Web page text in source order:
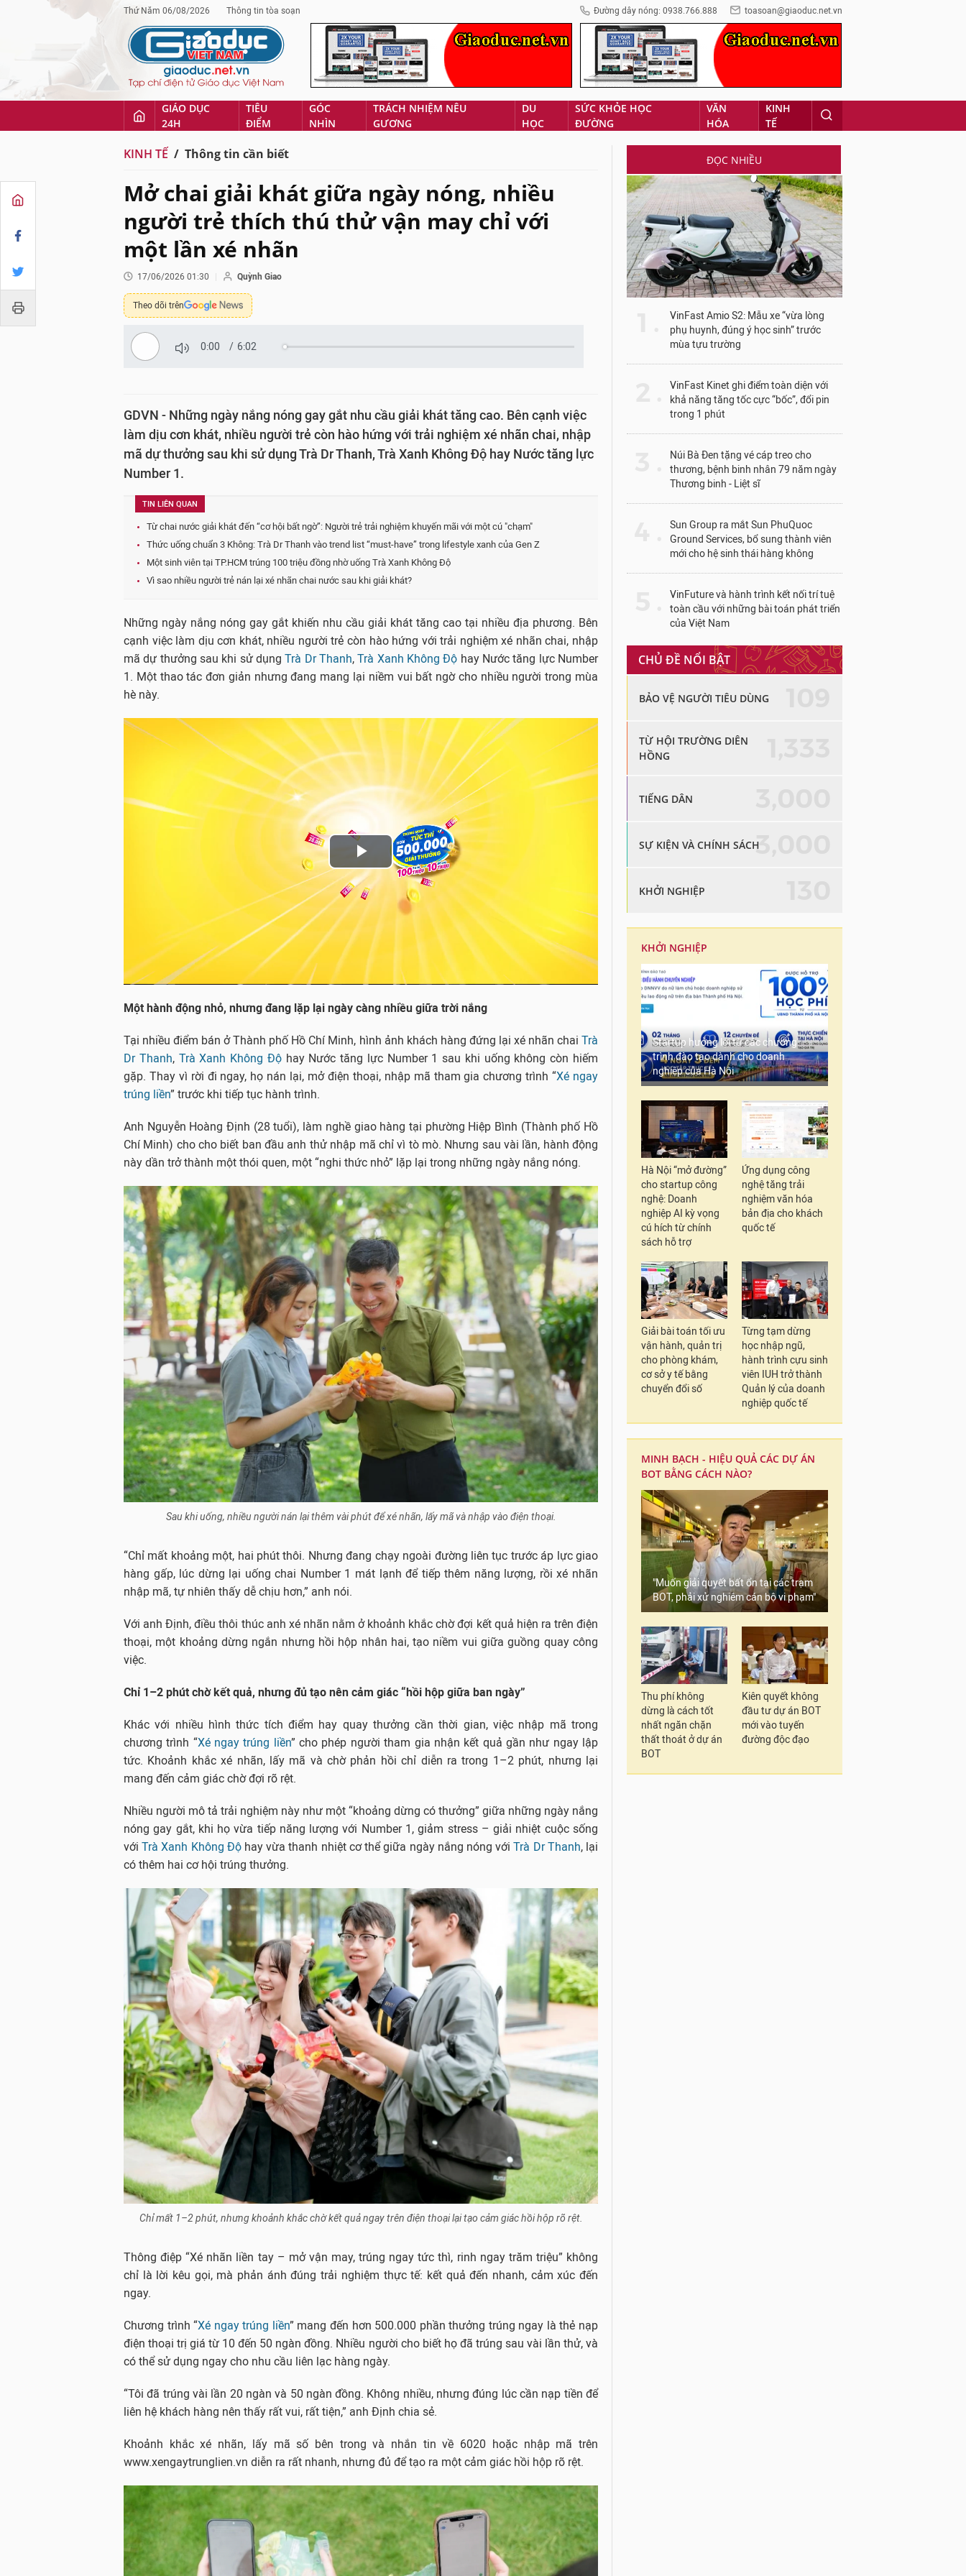
Thứ Năm 06/08/2026 Thông tin tòa soạn Đường dây nóng: 0938.766.888 toasoan@giaoduc.net.vn
GIÁO DỤC
24H
TIÊU
ĐIỂM
GÓC
NHÌN
TRÁCH NHIỆM NÊU
GƯƠNG
DU
HỌC
SỨC KHỎE HỌC
ĐƯỜNG
VĂN
HÓA
KINH
TẾ
KINH TẾ Thông tin cần biết
Mở chai giải khát giữa ngày nóng, nhiều
người trẻ thích thú thử vận may chỉ với
một lần xé nhãn
17/06/2026 01:30 Quỳnh Giao
Theo dõi trên
0:00 / 6:02
GDVN - Những ngày nắng nóng gay gắt nhu cầu giải khát tăng cao. Bên cạnh việc
làm dịu cơn khát, nhiều người trẻ còn hào hứng với trải nghiệm xé nhãn chai, nhập
mã dự thưởng sau khi sử dụng Trà Dr Thanh, Trà Xanh Không Độ hay Nước tăng lực
Number 1.
TIN LIÊN QUAN
Từ chai nước giải khát đến “cơ hội bất ngờ”: Người trẻ trải nghiệm khuyến mãi với một cú "chạm"
Thức uống chuẩn 3 Không: Trà Dr Thanh vào trend list “must-have” trong lifestyle xanh của Gen Z
Một sinh viên tại TP.HCM trúng 100 triệu đồng nhờ uống Trà Xanh Không Độ
Vì sao nhiều người trẻ nán lại xé nhãn chai nước sau khi giải khát?
Những ngày nắng nóng gay gắt khiến nhu cầu giải khát tăng cao tại nhiều địa phương. Bên
cạnh việc làm dịu cơn khát, nhiều người trẻ còn hào hứng với trải nghiệm xé nhãn chai, nhập
mã dự thưởng sau khi sử dụngTrà Dr Thanh,Trà Xanh Không Độ hay Nước tăng lực Number
1. Một thao tác đơn giản nhưng đang mang lại niềm vui bất ngờ cho nhiều người trong mùa
hè này.
P
l
a
y
d
o
Một hành động nhỏ, nhưng đang lặp lại ngày càng nhiều giữa trời nắng
Tại nhiều điểm bán ở Thành phố Hồ Chí Minh, hình ảnh khách hàng đứng lại xé nhãn chai Trà
Dr Thanh, Trà Xanh Không Độhay Nước tăng lực Number 1 sau khi uống không còn hiếm
gặp. Thay vì rời đi ngay, họ nán lại, mở điện thoại, nhập mã tham gia chương trình “Xé ngay
trúng liền” trước khi tiếp tục hành trình.
Anh Nguyễn Hoàng Định (28 tuổi), làm nghề giao hàng tại phường Hiệp Bình (Thành phố Hồ
Chí Minh) cho cho biết ban đầu anh thử nhập mã chỉ vì tò mò. Nhưng sau vài lần, hành động
này dần trở thành một thói quen, một “nghi thức nhỏ” lặp lại trong những ngày nắng nóng.
Sau khi uống, nhiều người nán lại thêm vài phút để xé nhãn, lấy mã và nhập vào điện thoại.
“Chỉ mất khoảng một, hai phút thôi. Nhưng đang chạy ngoài đường liên tục trước áp lực giao
hàng gấp, lúc dừng lại uống chai Number 1 mát lạnh để tiếp thêm năng lượng, rồi xé nhãn
nhập mã, tự nhiên thấy dễ chịu hơn,” anh nói.
Với anh Định, điều thôi thúc anh xé nhãn nằm ở khoảnh khắc chờ đợi kết quả hiện ra trên điện
thoại, một khoảng dừng ngắn nhưng hồi hộp nhân hai, tạo niềm vui giữa guồng quay công
việc.
Chỉ 1–2 phút chờ kết quả, nhưng đủ tạo nên cảm giác “hồi hộp giữa ban ngày”
Khác với nhiều hình thức tích điểm hay quay thưởng cần thời gian, việc nhập mã trong
chương trình “Xé ngay trúng liền” cho phép người tham gia nhận kết quả gần như ngay lập
tức. Khoảnh khắc xé nhãn, lấy mã và chờ phản hồi chỉ diễn ra trong 1–2 phút, nhưng lại
mang đến cảm giác chờ đợi rõ rệt.
Nhiều người mô tả trải nghiệm này như một “khoảng dừng có thưởng” giữa những ngày nắng
nóng gay gắt, khi họ vừa tiếp năng lượng với Number 1, giảm stress – giải nhiệt cuộc sống
vớiTrà Xanh Không Độhay vừa thanh nhiệt cơ thể giữa ngày nắng nóng vớiTrà Dr Thanh, lại
có thêm hai cơ hội trúng thưởng.
Chỉ mất 1–2 phút, nhưng khoảnh khắc chờ kết quả ngay trên điện thoại lại tạo cảm giác hồi hộp rõ rệt.
Thông điệp “Xé nhãn liền tay – mở vận may, trúng ngay tức thì, rinh ngay trăm triệu” không
chỉ là lời kêu gọi, mà phản ánh đúng trải nghiệm thực tế: kết quả đến nhanh, cảm xúc đến
ngay.
Chương trình “Xé ngay trúng liền” mang đến hơn 500.000 phần thưởng trúng ngay là thẻ nạp
điện thoại trị giá từ 10 đến 50 ngàn đồng. Nhiều người cho biết họ đã trúng sau vài lần thử, và
có thể sử dụng ngay cho nhu cầu liên lạc hàng ngày.
“Tôi đã trúng vài lần 20 ngàn và 50 ngàn đồng. Không nhiều, nhưng đúng lúc cần nạp tiền để
liên hệ khách hàng nên thấy rất vui, rất tiện,” anh Định chia sẻ.
Khoảnh khắc xé nhãn, lấy mã số bên trong và nhắn tin về 6020 hoặc nhập mã trên
www.xengaytrunglien.vn diễn ra rất nhanh, nhưng đủ để tạo ra một cảm giác hồi hộp rõ rệt.
ĐỌC NHIỀU
VinFast Amio S2: Mẫu xe “vừa lòng
phụ huynh, đúng ý học sinh” trước
mùa tựu trường
VinFast Kinet ghi điểm toàn diện với
khả năng tăng tốc cực “bốc”, đổi pin
trong 1 phút
Núi Bà Đen tặng vé cáp treo cho
thương, bệnh binh nhân 79 năm ngày
Thương binh - Liệt sĩ
Sun Group ra mắt Sun PhuQuoc
Ground Services, bổ sung thành viên
mới cho hệ sinh thái hàng không
VinFuture và hành trình kết nối trí tuệ
toàn cầu với những bài toán phát triển
của Việt Nam
CHỦ ĐỀ NỔI BẬT
BẢO VỆ NGƯỜI TIÊU DÙNG
TỪ HỘI TRƯỜNG DIÊN
HỒNG
TIẾNG DÂN
SỰ KIỆN VÀ CHÍNH SÁCH3,000
KHỞI NGHIỆP
KHỞI NGHIỆP
Startup hưởng lợi từ các chương
trình đào tạo dành cho doanh
nghiệp của Hà Nội
Hà Nội “mở đường”
cho startup công
nghệ: Doanh
nghiệp AI kỳ vọng
cú hích từ chính
sách hỗ trợ
Ứng dụng công
nghệ tăng trải
nghiệm văn hóa
bản địa cho khách
quốc tế
Giải bài toán tối ưu
vận hành, quản trị
cho phòng khám,
cơ sở y tế bằng
chuyển đổi số
Từng tạm dừng
học nhập ngũ,
hành trình cựu sinh
viên IUH trở thành
Quản lý của doanh
nghiệp quốc tế
MINH BẠCH - HIỆU QUẢ CÁC DỰ ÁN
BOT BẰNG CÁCH NÀO?
"Muốn giải quyết bất ổn tại các trạm
BOT, phải xử nghiêm cán bộ vi phạm"
Thu phí không
dừng là cách tốt
nhất ngăn chặn
thất thoát ở dự án
BOT
Kiên quyết không
đầu tư dự án BOT
mới vào tuyến
đường độc đạo